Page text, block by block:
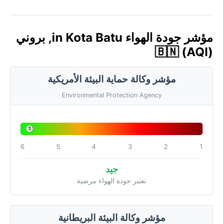
مؤشر جودة الهواء in Kota Batu, بروني
🇧🇳 (AQI)
مؤشر وكالة حماية البيئة الأمريكية
Environmental Protection Agency
1
1
2
3
4
5
6
جيد
تعتبر جودة الهواء مرضية
مؤشر وكالة البيئة البريطانية